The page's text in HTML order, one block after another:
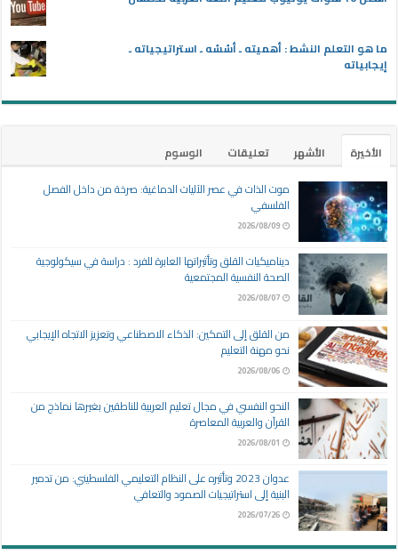
ما هو التعلم النشط : أهميته ـ أسُسُه ـ استراتيجياته ـ
إيجابياته
الأخيرة الأشهر تعليقات
الوسوم
موت الذات في عصر الآليات الدماغية: صرخة من داخل الفصل
الفلسفي
2026/08/09
ديناميكيات القلق وتأثيراتها العابرة للفرد : دراسة في سيكولوجية
الصحة النفسية المجتمعية
2026/08/07
من القلق إلى التمكين: الذكاء الاصطناعي وتعزيز الاتجاه الإيجابي
نحو مهنة التعليم
2026/08/06
النحو النفسي في مجال تعليم العربية للناطقين بغيرها نماذج من
القرآن والعربية المعاصرة
2026/08/01
عدوان 2023 وتأثيره على النظام التعليمي الفلسطيني: من تدمير
البنية إلى استراتيجيات الصمود والتعافي
2026/07/26